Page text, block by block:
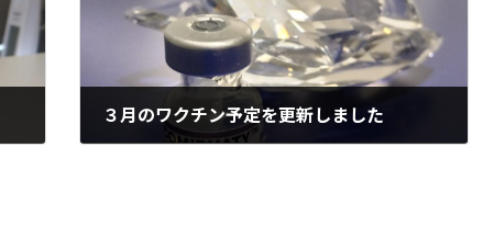
３月のワクチン予定を更新しました